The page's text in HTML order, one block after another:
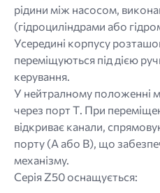
рідини між насосом,
(гідроциліндрами або
Усередині корпусу
переміщуються під дією
керування.
У нейтралному положенні
через порт Т . При
відкриває канали,
порту (A або B), що
механізму.
Серія Z50 оснащується: